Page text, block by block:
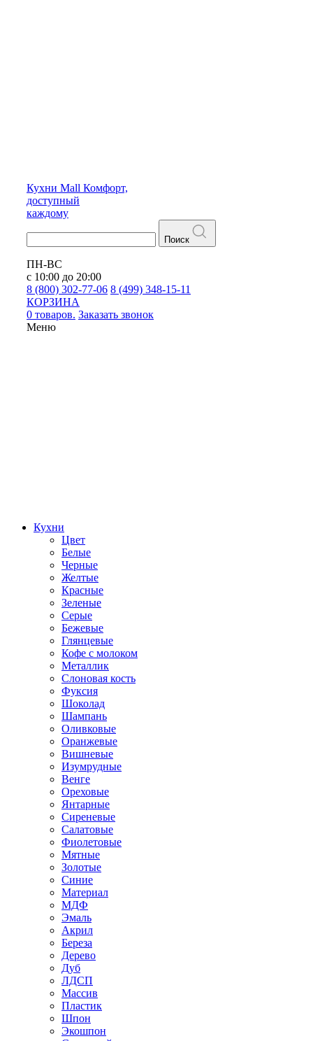
Кухни Mall Комфорт,
доступный
каждому
Поиск
ПН-ВС
с 10:00 до 20:00
8 (800) 302-77-06 8 (499) 348-15-11
КОРЗИНА
0 товаров. Заказать звонок
Меню
Кухни
Цвет
Белые
Черные
Желтые
Красные
Зеленые
Серые
Бежевые
Глянцевые
Кофе с молоком
Металлик
Слоновая кость
Фуксия
Шоколад
Шампань
Оливковые
Оранжевые
Вишневые
Изумрудные
Венге
Ореховые
Янтарные
Сиреневые
Салатовые
Фиолетовые
Мятные
Золотые
Синие
Материал
МДФ
Эмаль
Акрил
Береза
Дерево
Дуб
ЛДСП
Массив
Пластик
Шпон
Экошпон